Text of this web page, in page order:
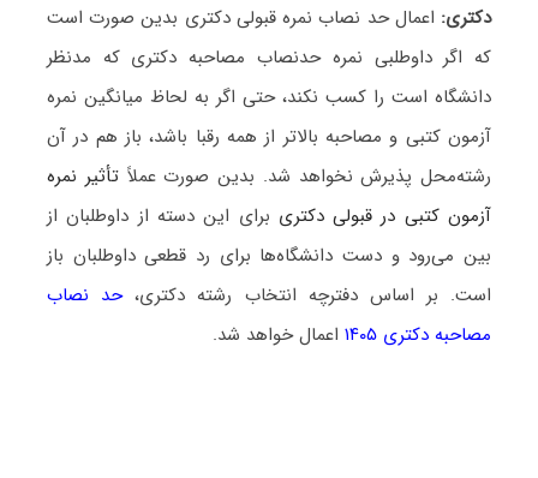
دکتری: اعمال حد نصاب نمره قبولی دکتری بدین صورت است
که اگر داوطلبی نمره حدنصاب مصاحبه دکتری که مدنظر
دانشگاه است را کسب نکند، حتی اگر به لحاظ میانگین نمره
آزمون کتبی و مصاحبه بالاتر از همه رقبا باشد، باز هم در آن
رشته‌محل پذیرش نخواهد شد. بدین صورت عملاً تأثیر نمره
آزمون کتبی در قبولی دکتری برای این دسته از داوطلبان از
بین می‌رود و دست دانشگاه‌ها برای رد قطعی داوطلبان باز
است. بر اساس دفترچه انتخاب رشته دکتری،حد نصاب
مصاحبه دکتری ۱۴۰۵
اعمال خواهد شد.